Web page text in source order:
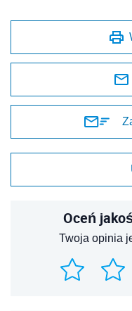
Oceń
Twoja opinia